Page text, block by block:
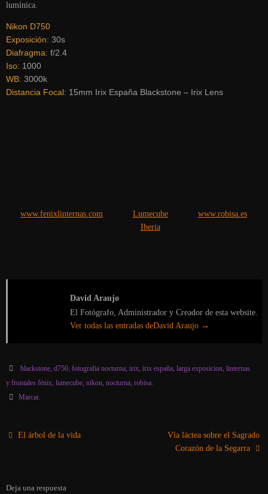
lumínica.
Nikon D750
Exposición: 30s
Diafragma: f/2.4
Iso: 1000
WB: 3000k
Distancia Focal: 15mm Irix España Blackstone – Irix Lens
www.fenixlinternas.com
Lumecube
Iberia
www.robisa.es
David Araujo
El Fotógrafo, Administrador y Creador de esta website.
Ver todas las entradas deDavid Araujo →
blackstone, d750, fotografia nocturna, irix, irix españa, larga exposicion, linternas
y frontales fénix, lumecube, nikon, nocturna, robisa.
Marcar.
El árbol de la vida
Vía láctea sobre el Sagrado
Corazón de la Segarra
Deja una respuesta